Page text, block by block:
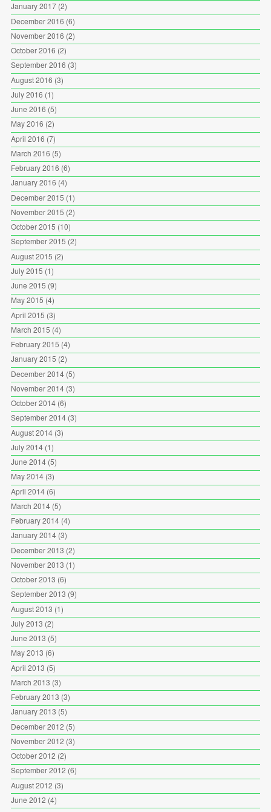
January 2017(2)
December 2016 (6)
November 2016 (2)
October 2016 (2)
September 2016 (3)
August 2016 (3)
July 2016 (1)
June 2016 (5)
May 2016 (2)
April 2016 (7)
March 2016 (5)
February 2016 (6)
January 2016 (4)
December 2015 (1)
November 2015 (2)
October 2015 (10)
September 2015 (2)
August 2015 (2)
July 2015 (1)
June 2015 (9)
May 2015 (4)
April 2015 (3)
March 2015 (4)
February 2015 (4)
January 2015 (2)
December 2014(5)
November 2014(3)
October 2014(6)
September 2014(3)
August 2014(3)
July 2014(1)
June 2014(5)
May 2014(3)
April 2014(6)
March 2014(5)
February 2014(4)
January 2014(3)
December 2013 (2)
November 2013 (1)
October 2013 (6)
September 2013 (9)
August 2013 (1)
July 2013 (2)
June 2013 (5)
May 2013 (6)
April 2013 (5)
March 2013 (3)
February 2013 (3)
January 2013 (5)
December 2012 (5)
November 2012 (3)
October 2012 (2)
September 2012 (6)
August 2012 (3)
June 2012 (4)